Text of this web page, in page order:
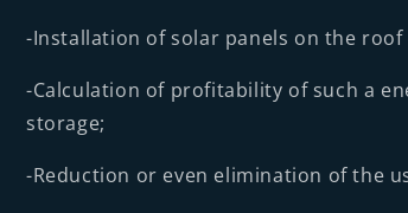
-Installation of solar panels on the
-Calculation of profitability of such a
storage;
-Reduction or even elimination of the